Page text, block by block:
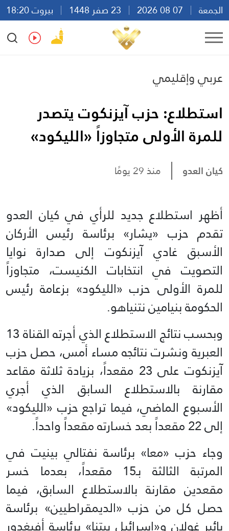
الجمعة
بيروت 18:20
Ar
En Fr Es
عربي وإقليمي
استطلاع: حزب آيزنكوت يتصدر
للمرة الأولى متجاوزاً «الليكود»
كيان العدو منذ 29 يومًا
أظهر استطلاع جديد للرأي في كيان العدو
تقدم حزب «يشار» برئاسة رئيس الأركان
الأسبق غادي آيزنكوت إلى صدارة نوايا
التصويت في انتخابات الكنيست، متجاوزاً
للمرة الأولى حزب «الليكود» بزعامة رئيس
الحكومة بنيامين نتنياهو.
وبحسب نتائج الاستطلاع الذي أجرته القناة 13
العبرية ونشرت نتائجه مساء أمس، حصل حزب
آيزنكوت على 23 مقعداً، بزيادة ثلاثة مقاعد
مقارنة بالاستطلاع السابق الذي أجري
الأسبوع الماضي، فيما تراجع حزب «الليكود»
إلى 22 مقعداً بعد خسارته مقعداً واحداً.
وجاء حزب «معا» برئاسة نفتالي بينيت في
المرتبة الثالثة بـ15 مقعداً، بعدما خسر
مقعدين مقارنة بالاستطلاع السابق، فيما
حصل كل من حزب «الديمقراطيين» برئاسة
يائير غولان و«إسرائيل بيتنا» برئاسة أفيغدور